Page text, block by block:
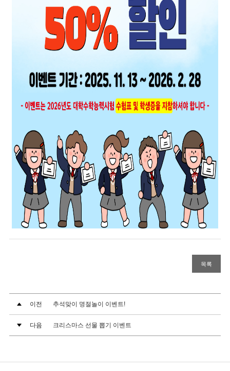
목록
이전 추석맞이 명절놀이 이벤트!
다음 크리스마스 선물 뽑기 이벤트